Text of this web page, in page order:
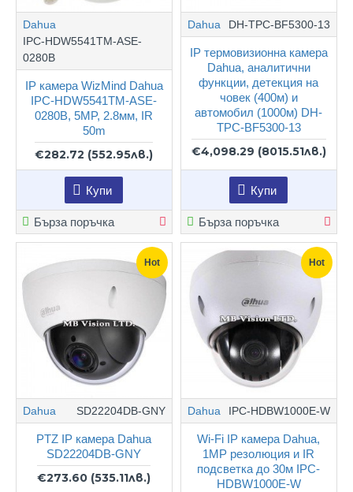
Dahua
IPC-HDW5541TM-ASE-
0280B
IP камера WizMind Dahua
IPC-HDW5541TM-ASE-
0280B, 5MP, 2.8мм, IR
50m
€282.72 (552.95лв.)
Купи
Бърза поръчка
Dahua DH-TPC-BF5300-13
IP термовизионна камера
Dahua, аналитични
функции, детекция на
човек (400м) и
автомобил (1000м) DH-
TPC-BF5300-13
€4,098.29 (8015.51лв.)
Купи
Бърза поръчка
Hot
Dahua SD22204DB-GNY
PTZ IP камера Dahua
SD22204DB-GNY
€273.60 (535.11лв.)
Hot
Dahua IPC-HDBW1000E-W
Wi-Fi IP камера Dahua,
1MP резолюция и IR
подсветка до 30м IPC-
HDBW1000E-W